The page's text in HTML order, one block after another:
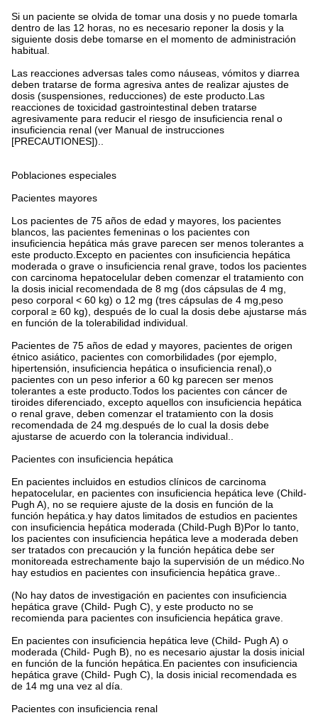
Si un paciente se olvida de tomar una dosis y no puede tomarla
dentro de las 12 horas, no es necesario reponer la dosis y la
siguiente dosis debe tomarse en el momento de administración
habitual.
Las reacciones adversas tales como náuseas, vómitos y diarrea
deben tratarse de forma agresiva antes de realizar ajustes de
dosis (suspensiones, reducciones) de este producto.Las
reacciones de toxicidad gastrointestinal deben tratarse
agresivamente para reducir el riesgo de insuficiencia renal o
insuficiencia renal (ver Manual de instrucciones
[PRECAUTIONES])..
Poblaciones especiales
Pacientes mayores
Los pacientes de 75 años de edad y mayores, los pacientes
blancos, las pacientes femeninas o los pacientes con
insuficiencia hepática más grave parecen ser menos tolerantes a
este producto.Excepto en pacientes con insuficiencia hepática
moderada o grave o insuficiencia renal grave, todos los pacientes
con carcinoma hepatocelular deben comenzar el tratamiento con
la dosis inicial recomendada de 8 mg (dos cápsulas de 4 mg,
peso corporal < 60 kg) o 12 mg (tres cápsulas de 4 mg,peso
corporal ≥ 60 kg), después de lo cual la dosis debe ajustarse más
en función de la tolerabilidad individual.
Pacientes de 75 años de edad y mayores, pacientes de origen
étnico asiático, pacientes con comorbilidades (por ejemplo,
hipertensión, insuficiencia hepática o insuficiencia renal),o
pacientes con un peso inferior a 60 kg parecen ser menos
tolerantes a este producto.Todos los pacientes con cáncer de
tiroides diferenciado, excepto aquellos con insuficiencia hepática
o renal grave, deben comenzar el tratamiento con la dosis
recomendada de 24 mg.después de lo cual la dosis debe
ajustarse de acuerdo con la tolerancia individual..
Pacientes con insuficiencia hepática
En pacientes incluidos en estudios clínicos de carcinoma
hepatocelular, en pacientes con insuficiencia hepática leve (Child-
Pugh A), no se requiere ajuste de la dosis en función de la
función hepática.y hay datos limitados de estudios en pacientes
con insuficiencia hepática moderada (Child-Pugh B)Por lo tanto,
los pacientes con insuficiencia hepática leve a moderada deben
ser tratados con precaución y la función hepática debe ser
monitoreada estrechamente bajo la supervisión de un médico.No
hay estudios en pacientes con insuficiencia hepática grave..
(No hay datos de investigación en pacientes con insuficiencia
hepática grave (Child- Pugh C), y este producto no se
recomienda para pacientes con insuficiencia hepática grave.
En pacientes con insuficiencia hepática leve (Child- Pugh A) o
moderada (Child- Pugh B), no es necesario ajustar la dosis inicial
en función de la función hepática.En pacientes con insuficiencia
hepática grave (Child- Pugh C), la dosis inicial recomendada es
de 14 mg una vez al día.
Pacientes con insuficiencia renal